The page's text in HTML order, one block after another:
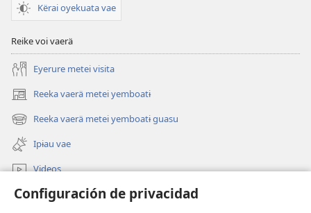
Configuración de privacidad
Kërai oyekuata vae
Reike voi vaerä
Eyerure metei visita
Reeka vaerä metei yemboatɨ
(abre
una
nueva
ventana)
Reeka vaerä metei yemboatɨ guasu
(abre
una
nueva
ventana)
Ipɨau vae
Videos
Eeka